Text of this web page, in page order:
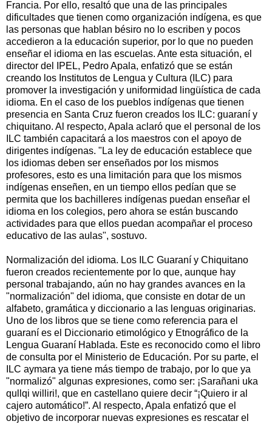
Francia. Por ello, resaltó que una de las principales
dificultades que tienen como organización indígena, es que
las personas que hablan bésiro no lo escriben y pocos
accedieron a la educación superior, por lo que no pueden
enseñar el idioma en las escuelas. Ante esta situación, el
director del IPEL, Pedro Apala, enfatizó que se están
creando los Institutos de Lengua y Cultura (ILC) para
promover la investigación y uniformidad lingüística de cada
idioma. En el caso de los pueblos indígenas que tienen
presencia en Santa Cruz fueron creados los ILC: guaraní y
chiquitano. Al respecto, Apala aclaró que el personal de los
ILC también capacitará a los maestros con el apoyo de
dirigentes indígenas. "La ley de educación establece que
los idiomas deben ser enseñados por los mismos
profesores, esto es una limitación para que los mismos
indígenas enseñen, en un tiempo ellos pedían que se
permita que los bachilleres indígenas puedan enseñar el
idioma en los colegios, pero ahora se están buscando
actividades para que ellos puedan acompañar el proceso
educativo de las aulas", sostuvo.
Normalización del idioma. Los ILC Guaraní y Chiquitano
fueron creados recientemente por lo que, aunque hay
personal trabajando, aún no hay grandes avances en la
"normalización" del idioma, que consiste en dotar de un
alfabeto, gramática y diccionario a las lenguas originarias.
Uno de los libros que se tiene como referencia para el
guaraní es el Diccionario etimológico y Etnográfico de la
Lengua Guaraní Hablada. Este es reconocido como el libro
de consulta por el Ministerio de Educación. Por su parte, el
ILC aymara ya tiene más tiempo de trabajo, por lo que ya
"normalizó" algunas expresiones, como ser: ¡Sarañani uka
qullqi williri!, que en castellano quiere decir “¡Quiero ir al
cajero automático!”. Al respecto, Apala enfatizó que el
objetivo de incorporar nuevas expresiones es rescatar el